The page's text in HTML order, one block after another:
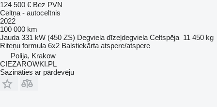
124 500 € Bez PVN
Celtņa - autoceltnis
2022
100 000 km
Jauda 331 kW (450 ZS) Degviela dīzeļdegviela Celtspēja 11 450 kg
Riteņu formula 6x2 Balstiekārta atspere/atspere
Polija, Krakow
CIEZAROWKI.PL
Sazināties ar pārdevēju